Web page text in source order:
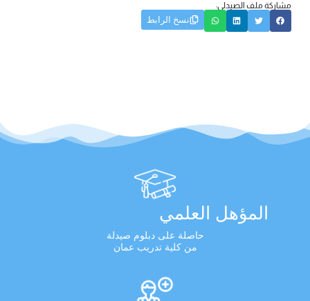
مشاركة ملف الصيدلي:
نسخ الرابط
المؤهل العلمي
حاصلة على دبلوم صيدلة
من كلية تدريب عمان